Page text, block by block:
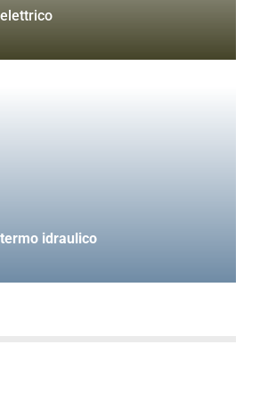
idraulico